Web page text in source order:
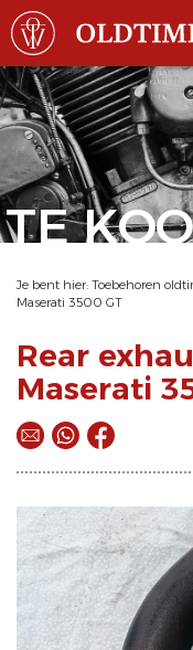
TE
Je bent hier: Toebehoren
Maserati 3500 GT
Rear
Maserati